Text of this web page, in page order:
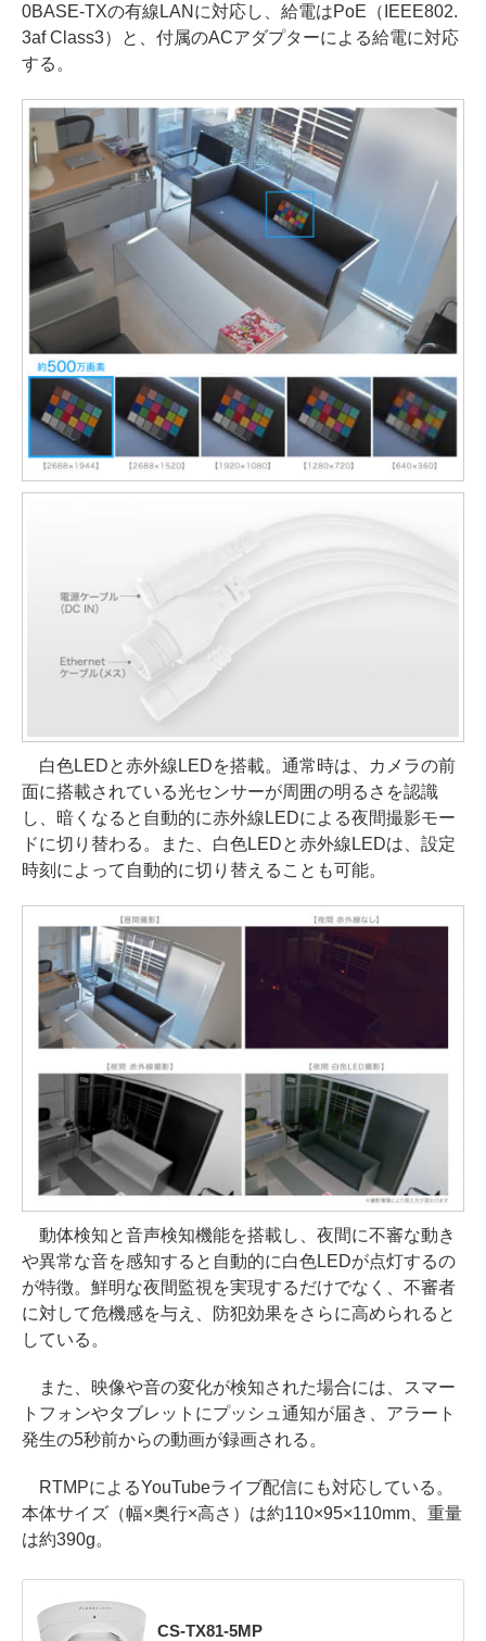
0BASE-TXの有線LANに対応し、給電はPoE（IEEE802.
3af Class3）と、付属のACアダプターによる給電に対応
する。
白色LEDと赤外線LEDを搭載。通常時は、カメラの前
面に搭載されている光センサーが周囲の明るさを認識
し、暗くなると自動的に赤外線LEDによる夜間撮影モー
ドに切り替わる。また、白色LEDと赤外線LEDは、設定
時刻によって自動的に切り替えることも可能。
動体検知と音声検知機能を搭載し、夜間に不審な動き
や異常な音を感知すると自動的に白色LEDが点灯するの
が特徴。鮮明な夜間監視を実現するだけでなく、不審者
に対して危機感を与え、防犯効果をさらに高められると
している。
また、映像や音の変化が検知された場合には、スマー
トフォンやタブレットにプッシュ通知が届き、アラート
発生の5秒前からの動画が録画される。
RTMPによるYouTubeライブ配信にも対応している。
本体サイズ（幅×奥行×高さ）は約110×95×110mm、重量
は約390g。
CS-TX81-5MP